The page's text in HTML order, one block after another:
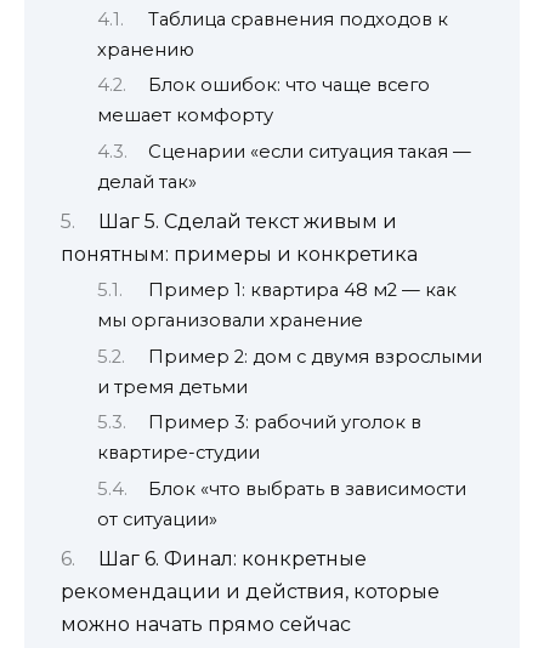
Таблица сравнения подходов к
хранению
Блок ошибок: что чаще всего
мешает комфорту
Сценарии «если ситуация такая —
делай так»
Шаг 5. Сделай текст живым и
понятным: примеры и конкретика
Пример 1: квартира 48 м2 — как
мы организовали хранение
Пример 2: дом с двумя взрослыми
и тремя детьми
Пример 3: рабочий уголок в
квартире-студии
Блок «что выбрать в зависимости
от ситуации»
Шаг 6. Финал: конкретные
рекомендации и действия, которые
можно начать прямо сейчас